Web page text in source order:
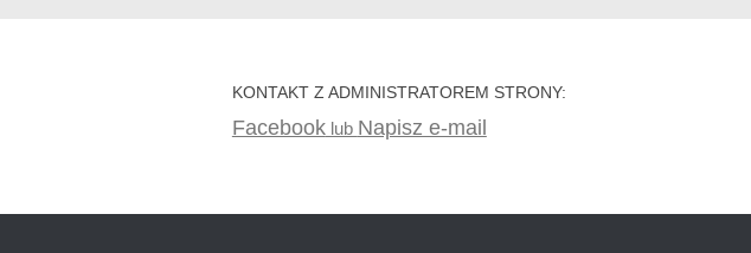
KONTAKT Z ADMINISTRATOREM STRONY:
Facebooklub Napisz e-mail